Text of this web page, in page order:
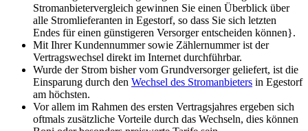
Stromanbietervergleich gewinnen Sie einen Überblick über
alle Stromlieferanten in Egestorf, so dass Sie sich letzten
Endes für einen günstigeren Versorger entscheiden können}.
Mit Ihrer Kundennummer sowie Zählernummer ist der
Vertragswechsel direkt im Internet durchführbar.
Wurde der Strom bisher vom Grundversorger geliefert, ist die
Einsparung durch den Wechsel des Stromanbieters in Egestorf
am höchsten.
Vor allem im Rahmen des ersten Vertragsjahres ergeben sich
oftmals zusätzliche Vorteile durch das Wechseln, dies können